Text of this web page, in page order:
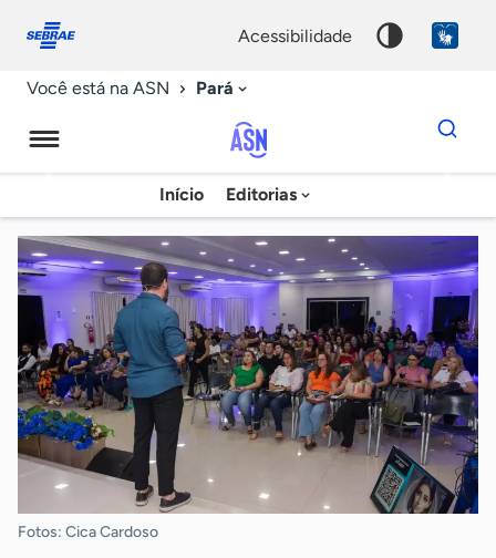
conosco
acessibilidade
Você está na ASN Pará
Agência
Sebrae
de
Notícias
Início Editorias
Dados
para
chave
Fotos: Cica Cardoso